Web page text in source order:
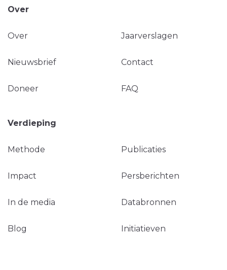
Over
Over Jaarverslagen
Nieuwsbrief Contact
Doneer FAQ
Verdieping
Methode Publicaties
Impact Persberichten
In de media Databronnen
Blog Initiatieven